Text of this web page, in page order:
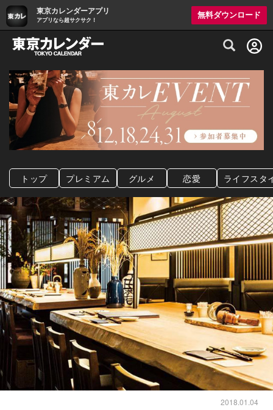
東京カレンダーアプリ
アプリなら超サクサク！
無料ダウンロード
グルメ情報・プレミアムレストラン予約
トップ プレミアム グルメ 恋愛 ライフスタ
2018.01.04